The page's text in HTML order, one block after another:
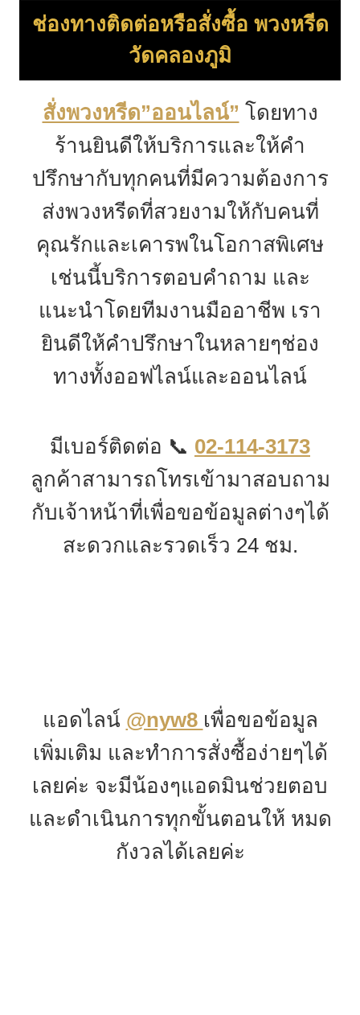
ช่องทางติดต่อหรือสั่งซื้อ พวงหรีด
วัดคลองภูมิ
สั่งพวงหรีด”ออนไลน์” โดยทาง
ร้านยินดีให้บริการและให้คำ
ปรึกษากับทุกคนที่มีความต้องการ
ส่งพวงหรีดที่สวยงามให้กับคนที่
คุณรักและเคารพในโอกาสพิเศษ
เช่นนี้บริการตอบคำถาม และ
แนะนำโดยทีมงานมืออาชีพ เรา
ยินดีให้คำปรึกษาในหลายๆช่อง
ทางทั้งออฟไลน์และออนไลน์
มีเบอร์ติดต่อ 📞 02-114-3173
ลูกค้าสามารถโทรเข้ามาสอบถาม
กับเจ้าหน้าที่เพื่อขอข้อมูลต่างๆได้
สะดวกและรวดเร็ว 24 ชม.
แอดไลน์ @nyw8 เพื่อขอข้อมูล
เพิ่มเติม และทำการสั่งซื้อง่ายๆได้
เลยค่ะ จะมีน้องๆแอดมินช่วยตอบ
และดำเนินการทุกขั้นตอนให้ หมด
กังวลได้เลยค่ะ